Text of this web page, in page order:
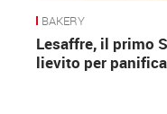
BAKERY
Lesaffre, il primo
lievito per